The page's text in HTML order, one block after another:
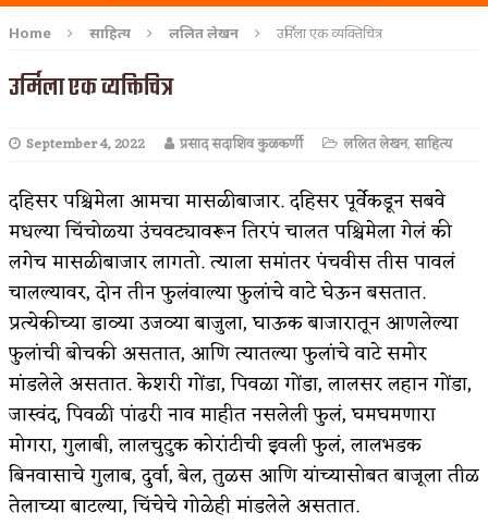
ताम्र – एक अफलातून धातू (COPPER)
अशी एक कविता लिहू इच्छिते
पाटलाची विहीर
शपथ
पुस्तके बदलायची आहेत तुम्हाला!
किती घोषणांचा पाऊस होता
कसं हुईन तं हू माय…
काळजाचे प्रेत
चमकदार चांदी
आदिवासींचा डॉक्टर, समाजसेवेचा ध्यास : डॉ. राहुल
जोशी
Home साहित्य ललित लेखन उर्मिला एक व्यक्तिचित्र
उर्मिला एक व्यक्तिचित्र
September 4, 2022 प्रसाद सदाशिव कुळकर्णी ललित लेखन,साहित्य
दहिसर पश्चिमेला आमचा मासळीबाजार. दहिसर पूर्वेकडून सबवे
मधल्या चिंचोळ्या उंचवट्यावरून तिरपं चालत पश्चिमेला गेलं की
लगेच मासळीबाजार लागतो. त्याला समांतर पंचवीस तीस पावलं
चालल्यावर, दोन तीन फुलंवाल्या फुलांचे वाटे घेऊन बसतात.
प्रत्येकीच्या डाव्या उजव्या बाजुला, घाऊक बाजारातून आणलेल्या
फुलांची बोचकी असतात, आणि त्यातल्या फुलांचे वाटे समोर
मांडलेले असतात. केशरी गोंडा, पिवळा गोंडा, लालसर लहान गोंडा,
जास्वंद, पिवळी पांढरी नाव माहीत नसलेली फुलं, घमघमणारा
मोगरा, गुलाबी, लालचुटुक कोरांटीची इवली फुलं, लालभडक
बिनवासाचे गुलाब, दुर्वा, बेल, तुळस आणि यांच्यासोबत बाजूला तीळ
तेलाच्या बाटल्या, चिंचेचे गोळेही मांडलेले असतात.